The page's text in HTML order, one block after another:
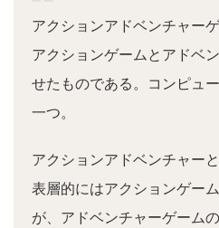
アクションアドベンチャー
アクションゲームとアドベ
せたものである。コンピュ
一つ。
アクションアドベンチャー
表層的にはアクションゲー
が、アドベンチャーゲーム